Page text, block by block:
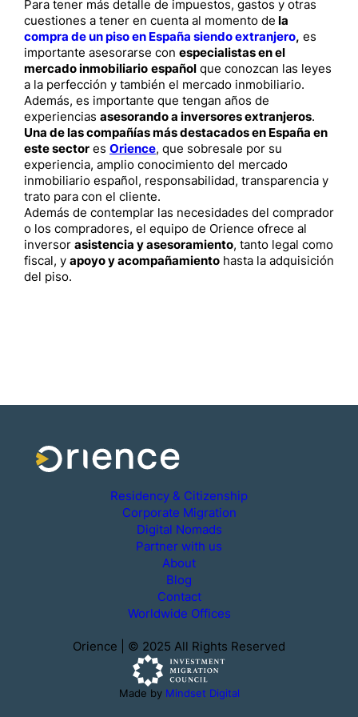
Para tener más detalle de impuestos, gastos y otras
cuestiones a tener en cuenta al momento de la
compra de un piso en España siendo extranjero, es
importante asesorarse con especialistas en el
mercado inmobiliario español que conozcan las leyes
a la perfección y también el mercado inmobiliario.
Además, es importante que tengan años de
experiencias asesorando a inversores extranjeros.
Una de las compañías más destacados en España en
este sector es Orience, que sobresale por su
experiencia, amplio conocimiento del mercado
inmobiliario español, responsabilidad, transparencia y
trato para con el cliente.
Además de contemplar las necesidades del comprador
o los compradores, el equipo de Orience ofrece al
inversor asistencia y asesoramiento, tanto legal como
fiscal, y apoyo y acompañamiento hasta la adquisición
del piso.
Residency & Citizenship
Corporate Migration
Digital Nomads
Partner with us
About
Blog
Contact
Worldwide Offices
Orience | © 2025 All Rights Reserved
Made by Mindset Digital